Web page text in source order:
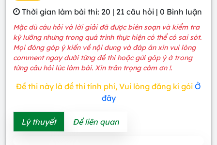
Thời gian làm bài thi: 20 | 21 câu hỏi | 0 Bình luận
Mặc dù câu hỏi và lời giải đã được biên soạn và kiểm tra
kỹ lưỡng nhưng trong quá trình thực hiện có thể có sai sót.
Mọi đóng góp ý kiến về nội dung và đáp án xin vui lòng
comment ngay dưới từng đề thi hoặc gửi góp ý ở trong
từng câu hỏi lúc làm bài. Xin trân trọng cảm ơn !.
Đề thi này là đề thi tính phí, Vui lòng đăng kí gói Ở
đây
Lý thuyết Đề liên quan